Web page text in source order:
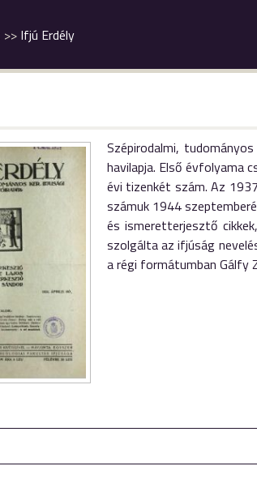
Ifjú Erdély
Szépirodalmi,
havilapja. Első évfolyama
évi tizenkét szám. Az
számuk 1944
és ismeretterjesztő
szolgálta az ifjúság
a régi formátumban Gálfy